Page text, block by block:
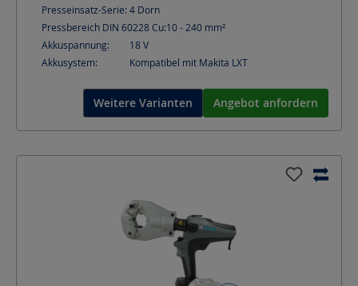
Presseinsatz-Serie: 4 Dorn
Pressbereich DIN 60228 Cu:10 - 240 mm²
Akkuspannung:
18V
Akkusystem:
Kompatibel mit Makita LXT
Weitere Varianten Angebot anfordern